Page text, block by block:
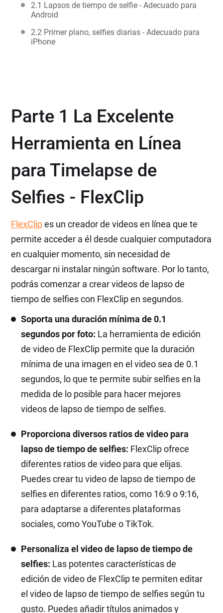
2.1 Lapsos de tiempo de selfie - Adecuado para
Android
2.2 Primer plano, selfies diarias - Adecuado para
iPhone
Parte 1 La Excelente
Herramienta en Línea
para Timelapse de
Selfies - FlexClip
FlexClipes un creador de videos en línea que te
permite acceder a él desde cualquier computadora
en cualquier momento, sin necesidad de
descargar ni instalar ningún software. Por lo tanto,
podrás comenzar a crear videos de lapso de
tiempo de selfies con FlexClip en segundos.
Soporta una duración mínima de 0.1
segundos por foto: La herramienta de edición
de video de FlexClip permite que la duración
mínima de una imagen en el video sea de 0.1
segundos, lo que te permite subir selfies en la
medida de lo posible para hacer mejores
videos de lapso de tiempo de selfies.
Proporciona diversos ratios de video para
lapso de tiempo de selfies: FlexClip ofrece
diferentes ratios de video para que elijas.
Puedes crear tu video de lapso de tiempo de
selfies en diferentes ratios, como 16:9 o 9:16,
para adaptarse a diferentes plataformas
sociales, como YouTube o TikTok.
Personaliza el video de lapso de tiempo de
selfies: Las potentes características de
edición de video de FlexClip te permiten editar
el video de lapso de tiempo de selfies según tu
gusto. Puedes añadir títulos animados y